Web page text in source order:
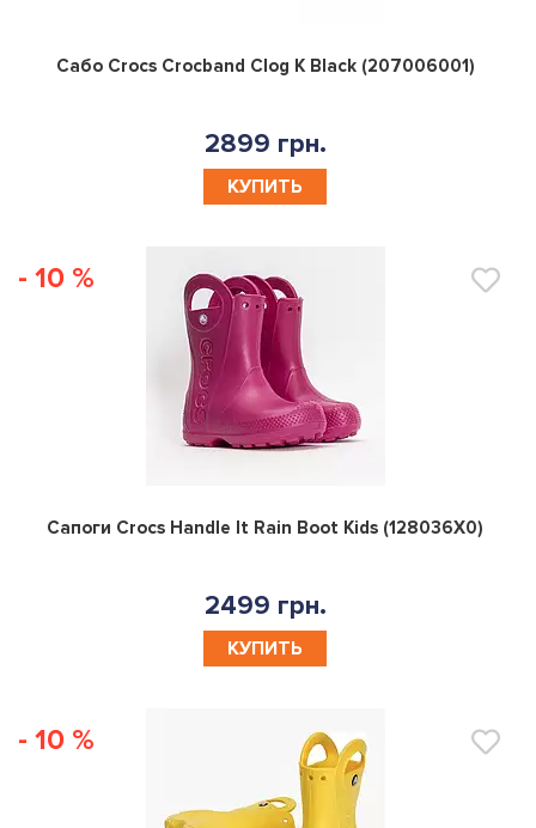
0
Сабо Crocs Crocband Clog K Black (207006001)
2899 грн.
КУПИТЬ
- 10 %
0
Сапоги Crocs Handle It Rain Boot Kids (128036X0)
2499 грн.
КУПИТЬ
- 10 %